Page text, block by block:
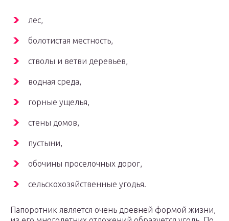
лес,
болотистая местность,
стволы и ветви деревьев,
водная среда,
горные ущелья,
стены домов,
пустыни,
обочины проселочных дорог,
сельскохозяйственные угодья.
Папоротник является очень древней формой жизни,